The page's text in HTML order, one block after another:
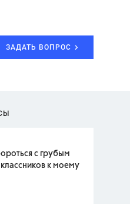
ЗАДАТЬ ВОПРОС
с грубым
к моему